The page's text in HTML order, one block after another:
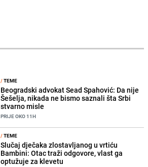
/TEME
Beogradski advokat Sead Spahović: Da nije
Šešelja, nikada ne bismo saznali šta Srbi
stvarno misle
PRIJE OKO 11H
/TEME
Slučaj dječaka zlostavljanog u vrtiću
Bambini: Otac traži odgovore, vlast ga
optužuje za klevetu